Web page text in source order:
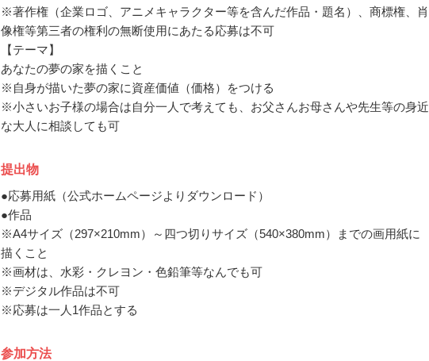
※著作権（企業ロゴ、アニメキャラクター等を含んだ作品・題名）、商標権、肖
像権等第三者の権利の無断使用にあたる応募は不可
【テーマ】
あなたの夢の家を描くこと
※自身が描いた夢の家に資産価値（価格）をつける
※小さいお子様の場合は自分一人で考えても、お父さんお母さんや先生等の身近
な大人に相談しても可
提出物
●応募用紙（公式ホームページよりダウンロード）
●作品
※A4サイズ（297×210mm）～四つ切りサイズ（540×380mm）までの画用紙に
描くこと
※画材は、水彩・クレヨン・色鉛筆等なんでも可
※デジタル作品は不可
※応募は一人1作品とする
参加方法